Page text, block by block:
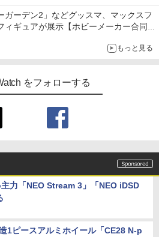
ーンやメーターなど4種がラインナップ
ガーデン2」などグッスマ、マックスフ
ィギュアが展示【ホビーメーカー合同展
もっと見る
をフォローする
力「NEO Stream 3」「NEO iDSD
1ピースアルミホイール「CE28 N-p